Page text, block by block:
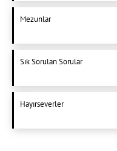
Mezunlar
Sık Sorulan Sorular
Hayırseverler